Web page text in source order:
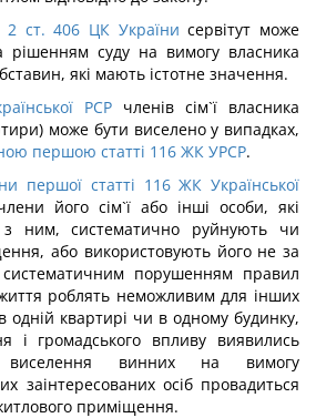
ст. 406 ЦК України сервітут може
суду на вимогу власника
які мають істотне значення.
РСР членів сім`ї власника
може бути виселено у випадках,
першою статті 116 ЖК УРСР.
першої статті 116 ЖК Української
його сім`ї або інші особи, які
ним, систематично руйнують чи
або використовують його не за
порушенням правил
роблять неможливим для інших
квартирі чи в одному будинку,
і громадського впливу виявились
виселення винних на вимогу
заінтересованих осіб провадиться
приміщення.